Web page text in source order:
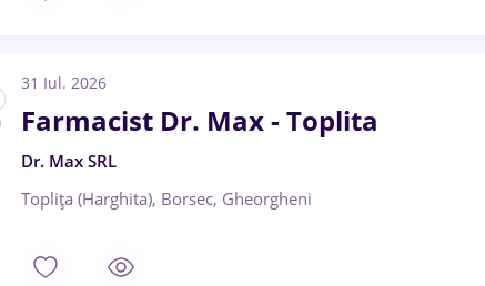
31 Iul. 2026
Farmacist Dr. Max - Toplita
Dr. Max SRL
Toplița (Harghita), Borsec, Gheorgheni